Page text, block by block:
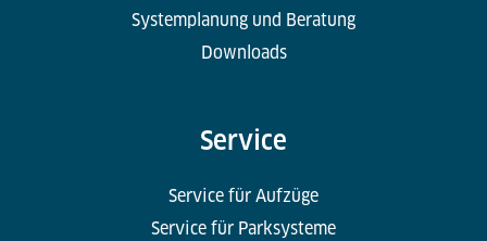
Systemplanung und Beratung
Downloads
Service
Service für Aufzüge
Service für Parksysteme